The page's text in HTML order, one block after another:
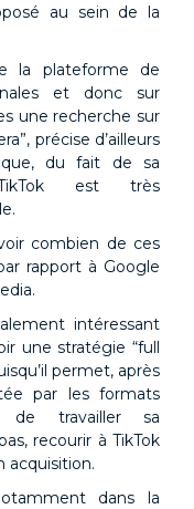
au sein de la
la plateforme de
et donc sur
une recherche sur
précise d’ailleurs
que, du fait de sa
est très
combien de ces
rapport à Google
intéressant
une stratégie “full
permet, après
par les formats
de travailler sa
recourir à TikTok
acquisition.
dans la